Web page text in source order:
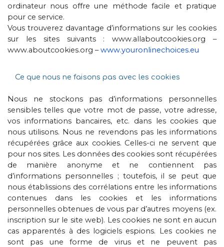
ordinateur nous offre une méthode facile et pratique
pour ce service.
Vous trouverez davantage d’informations sur les cookies
sur les sites suivants : www.allaboutcookies.org –
www.aboutcookies.org –www.youronlinechoices.eu
Ce que nous ne faisons pas avec les cookies
Nous ne stockons pas d’informations personnelles
sensibles telles que votre mot de passe, votre adresse,
vos informations bancaires, etc. dans les cookies que
nous utilisons. Nous ne revendons pas les informations
récupérées grâce aux cookies. Celles-ci ne servent que
pour nos sites. Les données des cookies sont récupérées
de manière anonyme et ne contiennent pas
d’informations personnelles ; toutefois, il se peut que
nous établissions des corrélations entre les informations
contenues dans les cookies et les informations
personnelles obtenues de vous par d’autres moyens (ex.
inscription sur le site web). Les cookies ne sont en aucun
cas apparentés à des logiciels espions. Les cookies ne
sont pas une forme de virus et ne peuvent pas